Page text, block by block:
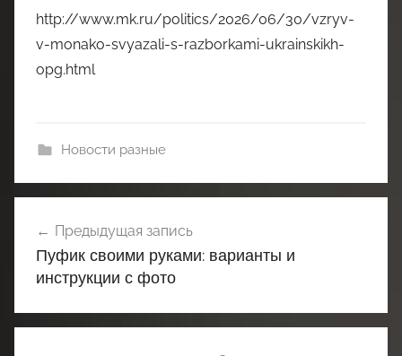
http://www.mk.ru/politics/2026/06/30/vzryv-
v-monako-svyazali-s-razborkami-ukrainskikh-
opg.html
Новости разные
по
записям
Предыдущая запись
Пуфик своими руками: варианты и
инструкции с фото